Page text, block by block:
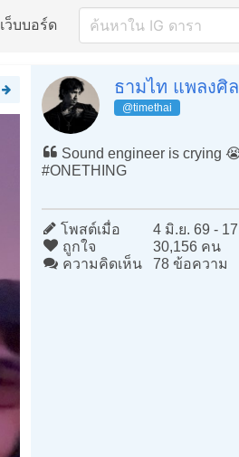
เว็บบอร์ด
ธามไท แพลงศิ
@timethai
Sound engineer is crying
#ONETHING
โพสต์เมื่อ
4 มิ.ย. 69 -
ถูกใจ
30,156 คน
ความคิดเห็น
78 ข้อความ